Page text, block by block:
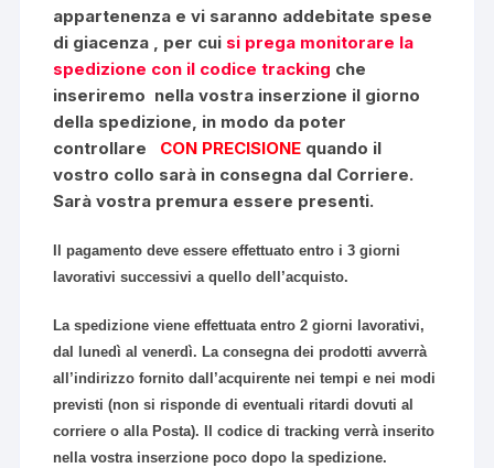
appartenenza e vi saranno addebitate spese
di giacenza , per cui si prega monitorare la
spedizione con il codice tracking che
inseriremo nella vostra inserzione il giorno
della spedizione, in modo da poter
controllare CON PRECISIONE quando il
vostro collo sarà in consegna dal Corriere.
Sarà vostra premura essere presenti.
Il pagamento deve essere effettuato entro i 3 giorni
lavorativi successivi a quello dell’acquisto.
La spedizione viene effettuata entro 2 giorni lavorativi,
dal lunedì al venerdì. La consegna dei prodotti avverrà
all’indirizzo fornito dall’acquirente nei tempi e nei modi
previsti (non si risponde di eventuali ritardi dovuti al
corriere o alla Posta). Il codice di tracking verrà inserito
nella vostra inserzione poco dopo la spedizione.